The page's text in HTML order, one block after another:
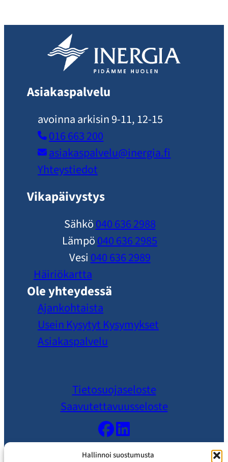
Hallinnoi suostumusta
Asiakaspalvelu
avoinna arkisin 9-11, 12-15
016 663 200
asiakaspalvelu​@inergia.fi
Yhteystiedot
Vikapäivystys
Sähkö040 636 2988
Lämpö040 636 2985
Vesi 040 636 2989
Häiriökartta
Ole yhteydessä
Ajankohtaista
Usein Kysytyt Kysymykset
Asiakaspalvelu
Tietosuojaseloste
Saavutettavuusseloste